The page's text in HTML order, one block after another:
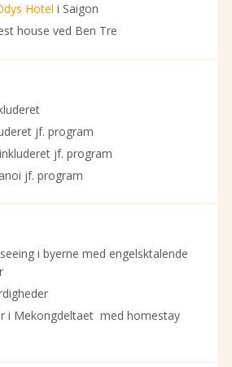
Hotel i Saigon
house ved Ben Tre
jf. program
jf. program
jf. program
i byerne med engelsktalende
i Mekongdeltaet med homestay